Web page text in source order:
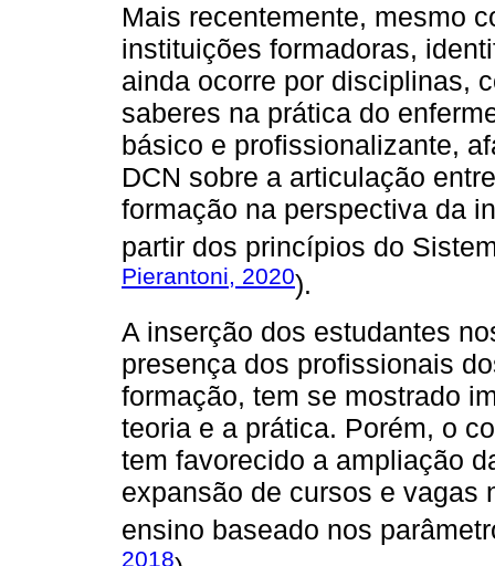
Mais recentemente, mesmo
instituições formadoras,
ainda ocorre por disciplinas,
saberes na prática do
básico e profissionalizante,
DCN sobre a articulação
formação na perspectiva da
partir dos princípios do
Pierantoni, 2020).
A inserção dos estudantes
presença dos profissionais
formação, tem se mostrado
teoria e a prática. Porém, o
tem favorecido a ampliação
expansão de cursos e vagas
ensino baseado nos
2018